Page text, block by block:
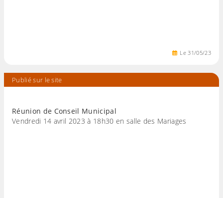
Le31/05/23
Publié sur le site
Réunion de Conseil Municipal
Vendredi 14 avril 2023 à 18h30 en salle des Mariages